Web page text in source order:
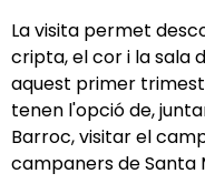
La visita permet
cripta, el cor i la sala
aquest primer
tenen l'opció de,
Barroc, visitar el
campaners de Santa